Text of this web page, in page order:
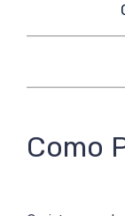
Como